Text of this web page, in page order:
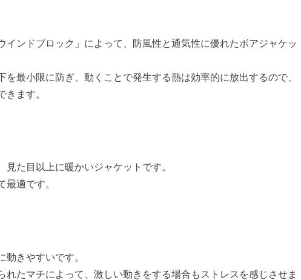
インドブロック」によって、防風性と通気性に優れたボアジャケッ
を最小限に防ぎ、動くことで発生する熱は効率的に放出するので、
きます。
た目以上に暖かいジャケットです。
最適です。
動きやすいです。
れたマチによって、激しい動きをする場合もストレスを感じさせま